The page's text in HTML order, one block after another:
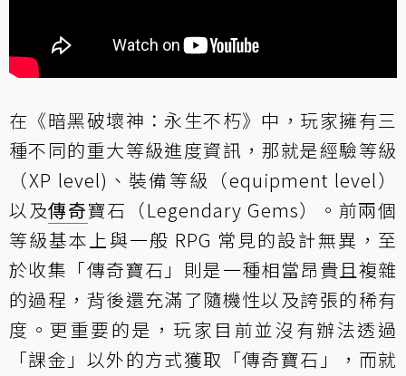
在《暗黑破壞神：永生不朽》中，玩家擁有三
種不同的重大等級進度資訊，那就是經驗等級
（XP level)、裝備等級（equipment level）
以及傳奇寶石（Legendary Gems）。前兩個
等級基本上與一般 RPG 常見的設計無異，至
於收集「傳奇寶石」則是一種相當昂貴且複雜
的過程，背後還充滿了隨機性以及誇張的稀有
度。更重要的是，玩家目前並沒有辦法透過
「課金」以外的方式獲取「傳奇寶石」，而就